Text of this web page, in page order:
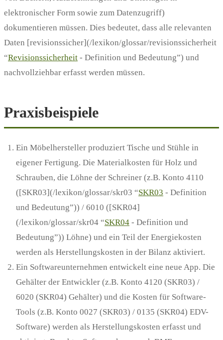
elektronischer Form sowie zum Datenzugriff)
dokumentieren müssen. Dies bedeutet, dass alle relevanten
Daten [revisionssicher](/lexikon/glossar/revisionssicherheit
“Revisionssicherheit - Definition und Bedeutung”) und
nachvollziehbar erfasst werden müssen.
Praxisbeispiele
Ein Möbelhersteller produziert Tische und Stühle in
eigener Fertigung. Die Materialkosten für Holz und
Schrauben, die Löhne der Schreiner (z.B. Konto 4110
([SKR03](/lexikon/glossar/skr03 “SKR03 - Definition
und Bedeutung”)) / 6010 ([SKR04]
(/lexikon/glossar/skr04 “SKR04 - Definition und
Bedeutung”)) Löhne) und ein Teil der Energiekosten
werden als Herstellungskosten in der Bilanz aktiviert.
Ein Softwareunternehmen entwickelt eine neue App. Die
Gehälter der Entwickler (z.B. Konto 4120 (SKR03) /
6020 (SKR04) Gehälter) und die Kosten für Software-
Tools (z.B. Konto 0027 (SKR03) / 0135 (SKR04) EDV-
Software) werden als Herstellungskosten erfasst und